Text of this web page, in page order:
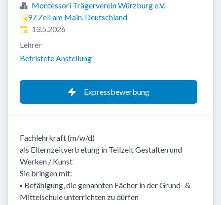
Montessori Trägerverein Würzburg e.V.
97 Zell am Main, Deutschland
Veröffentlicht
13.5.2026
Lehrer
Befristete Anstellung
Expressbewerbung
Fachlehrkraft (m/w/d)
als Elternzeitvertretung in Teilzeit Gestalten und
Werken / Kunst
Sie bringen mit:
▪ Befähigung, die genannten Fächer in der Grund- &
Mittelschule unterrichten zu dürfen